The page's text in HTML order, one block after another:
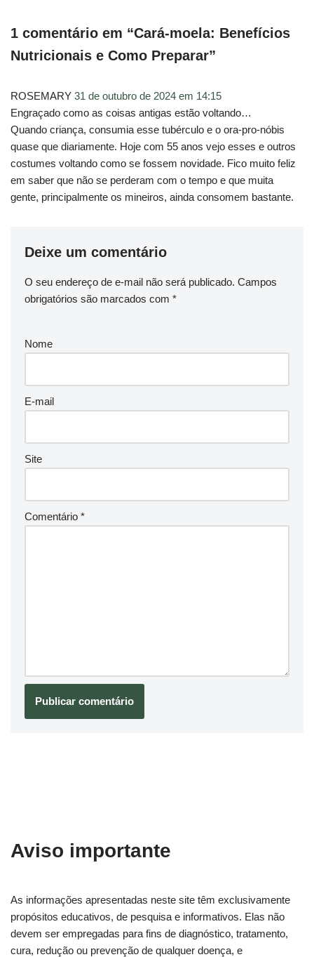
1 comentário em “Cará-moela: Benefícios
Nutricionais e Como Preparar”
ROSEMARY 31 de outubro de 2024 em 14:15
Engraçado como as coisas antigas estão voltando…
Quando criança, consumia esse tubérculo e o ora-pro-nóbis
quase que diariamente. Hoje com 55 anos vejo esses e outros
costumes voltando como se fossem novidade. Fico muito feliz
em saber que não se perderam com o tempo e que muita
gente, principalmente os mineiros, ainda consomem bastante.
Deixe um comentário
O seu endereço de e-mail não será publicado. Campos
obrigatórios são marcados com *
Nome
E-mail
Site
Comentário *
Aviso importante
As informações apresentadas neste site têm exclusivamente
propósitos educativos, de pesquisa e informativos. Elas não
devem ser empregadas para fins de diagnóstico, tratamento,
cura, redução ou prevenção de qualquer doença, e